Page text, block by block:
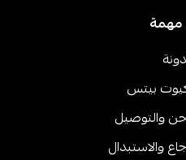
مهمة
بيتس
والتوصيل
والاستبدال